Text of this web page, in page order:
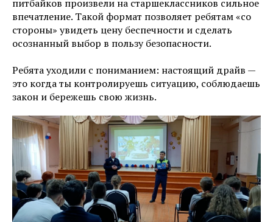
питбайков произвели на старшеклассников сильное
впечатление. Такой формат позволяет ребятам «со
стороны» увидеть цену беспечности и сделать
осознанный выбор в пользу безопасности.
Ребята уходили с пониманием: настоящий драйв —
это когда ты контролируешь ситуацию, соблюдаешь
закон и бережешь свою жизнь.